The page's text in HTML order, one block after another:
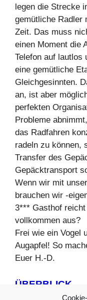
legen die Strecke
gemütliche Radler
Zeit. Das muss
einen Moment die
Telefon auf lautlos
eine gemütliche
Gleichgesinnten.
an, ist aber
perfekten
Probleme
das Radfahren
radeln zu können,
Transfer des
Gepäcktransport
Wenn wir mit
brauchen wir -
3*** Gasthof
vollkommen aus?
Frei wie ein Vogel
Augapfel! So
Euer H.-D.
ÜBERBLICK